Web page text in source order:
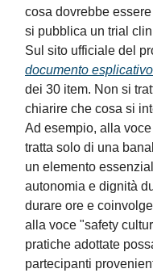
cosa dovrebbe
si pubblica un trial
Sul sito ufficiale del
documento esplicativo
dei 30 item. Non si
chiarire che cosa si
Ad esempio, alla
tratta solo di una
un elemento
autonomia e dignità
durare ore e
alla voce "safety
pratiche adottate
partecipanti